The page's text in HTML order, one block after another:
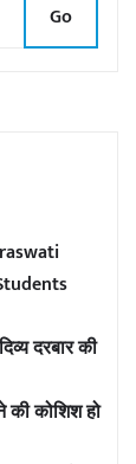
Go
दरबार की
कोशिश हो